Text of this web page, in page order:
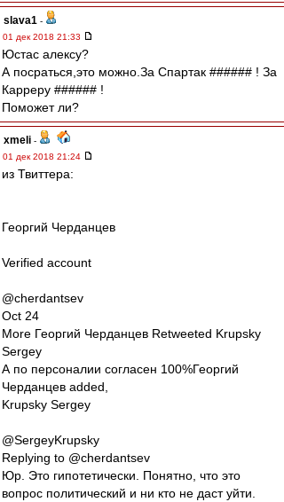
slava1 -
01 дек 2018 21:33
Юстас алексу?
А посраться,это можно.За Спартак ###### ! За
Карреру ###### !
Поможет ли?
xmeli -
01 дек 2018 21:24
из Твиттера:
Георгий Черданцев
Verified account
@cherdantsev
Oct 24
More Георгий Черданцев Retweeted Krupsky
Sergey
А по персоналии согласен 100%Георгий
Черданцев added,
Krupsky Sergey
@SergeyKrupsky
Replying to @cherdantsev
Юр. Это гипотетически. Понятно, что это
вопрос политический и ни кто не даст уйти.